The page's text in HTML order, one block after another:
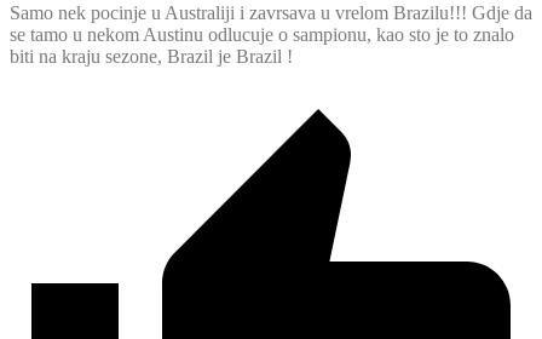
Samo nek pocinje u Australiji i zavrsava u vrelom Brazilu!!! Gdje da
se tamo u nekom Austinu odlucuje o sampionu, kao sto je to znalo
biti na kraju sezone, Brazil je Brazil !